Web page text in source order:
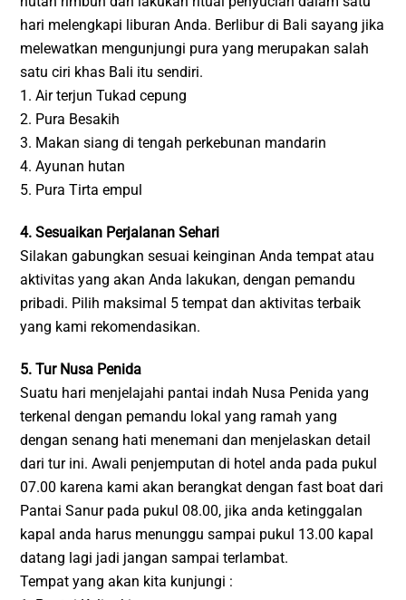
hari melengkapi liburan Anda. Berlibur di Bali sayang jika
melewatkan mengunjungi pura yang merupakan salah
satu ciri khas Bali itu sendiri.
1. Air terjun Tukad cepung
2. Pura Besakih
3. Makan siang di tengah perkebunan mandarin
4. Ayunan hutan
5. Pura Tirta empul
4. Sesuaikan Perjalanan Sehari
Silakan gabungkan sesuai keinginan Anda tempat atau
aktivitas yang akan Anda lakukan, dengan pemandu
pribadi. Pilih maksimal 5 tempat dan aktivitas terbaik
yang kami rekomendasikan.
5. Tur Nusa Penida
Suatu hari menjelajahi pantai indah Nusa Penida yang
terkenal dengan pemandu lokal yang ramah yang
dengan senang hati menemani dan menjelaskan detail
dari tur ini. Awali penjemputan di hotel anda pada pukul
07.00 karena kami akan berangkat dengan fast boat dari
Pantai Sanur pada pukul 08.00, jika anda ketinggalan
kapal anda harus menunggu sampai pukul 13.00 kapal
datang lagi jadi jangan sampai terlambat.
Tempat yang akan kita kunjungi :